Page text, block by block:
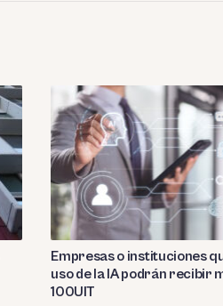
Empresas o instituciones
uso de la IA podrán recibir
100UIT